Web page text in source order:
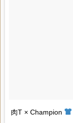
肉T × Champion